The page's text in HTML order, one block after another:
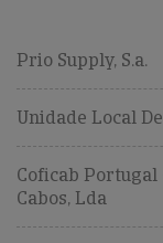
Prio Supply, S.a.
Unidade Local
Coficab Portugal
Cabos, Lda